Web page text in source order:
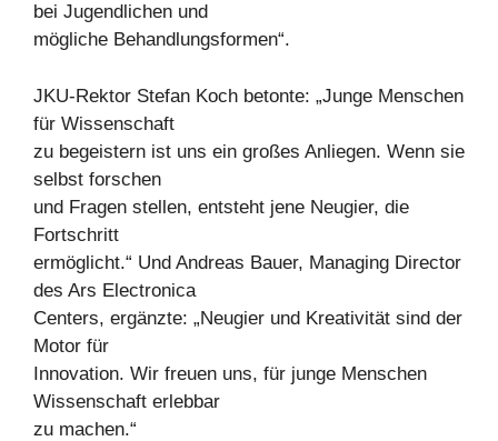
bei Jugendlichen und
mögliche Behandlungsformen“.
JKU-Rektor Stefan Koch betonte: „Junge Menschen
für Wissenschaft
zu begeistern ist uns ein großes Anliegen. Wenn sie
selbst forschen
und Fragen stellen, entsteht jene Neugier, die
Fortschritt
ermöglicht.“ Und Andreas Bauer, Managing Director
des Ars Electronica
Centers, ergänzte: „Neugier und Kreativität sind der
Motor für
Innovation. Wir freuen uns, für junge Menschen
Wissenschaft erlebbar
zu machen.“